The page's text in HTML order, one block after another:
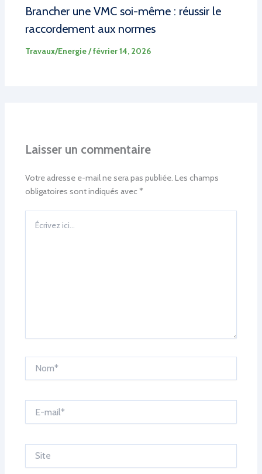
Brancher une VMC soi-même : réussir le
raccordement aux normes
Travaux/Energie/février 14, 2026
Laisser un commentaire
Votre adresse e-mail ne sera pas publiée. Les champs
obligatoires sont indiqués avec *
ici…
mail*